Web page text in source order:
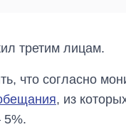
третим лицам.
что согласно
, из
5%.